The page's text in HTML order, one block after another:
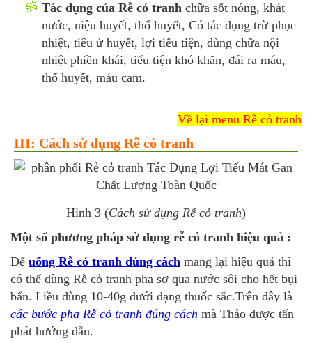
Tác dụng của Rễ cỏ tranh chữa sốt nóng, khát
nước, niệu huyết, thổ huyết, Có tác dụng trừ phục
nhiệt, tiêu ứ huyết, lợi tiểu tiện, dùng chữa nội
nhiệt phiền khái, tiểu tiện khó khăn, đái ra máu,
thổ huyết, máu cam.
Về lại menu Rễ cỏ tranh
III: Cách sử dụng Rễ cỏ tranh
Hình 3 (Cách sử dụng Rễ cỏ tranh)
Một số phương pháp sử dụng rễ cỏ tranh hiệu quả :
Để uống Rễ cỏ tranh đúng cách mang lại hiệu quả thì
có thể dùng Rễ cỏ tranh pha sơ qua nước sôi cho hết bụi
bẩn. Liều dùng 10-40g dưới dạng thuốc sắc.Trên đây là
các bước pha Rễ cỏ tranh đúng cách mà Thảo dược tấn
phát hướng dẫn.